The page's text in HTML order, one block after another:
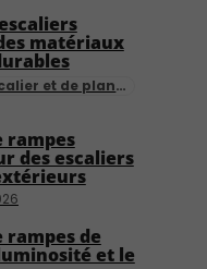
Rénovation d'escalier et de planchers
matériaux
rampes
des escaliers
de
et le